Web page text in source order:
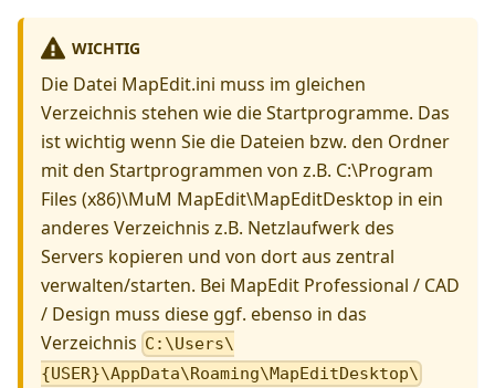
WICHTIG
Die Datei MapEdit.ini muss im gleichen
Verzeichnis stehen wie die Startprogramme. Das
ist wichtig wenn Sie die Dateien bzw. den Ordner
mit den Startprogrammen von z.B. C:\Program
Files (x86)\MuM MapEdit\MapEditDesktop in ein
anderes Verzeichnis z.B. Netzlaufwerk des
Servers kopieren und von dort aus zentral
verwalten/starten. Bei MapEdit Professional / CAD
/ Design muss diese ggf. ebenso in das
Verzeichnis C:\Users\
{USER}\AppData\Roaming\MapEditDesktop\